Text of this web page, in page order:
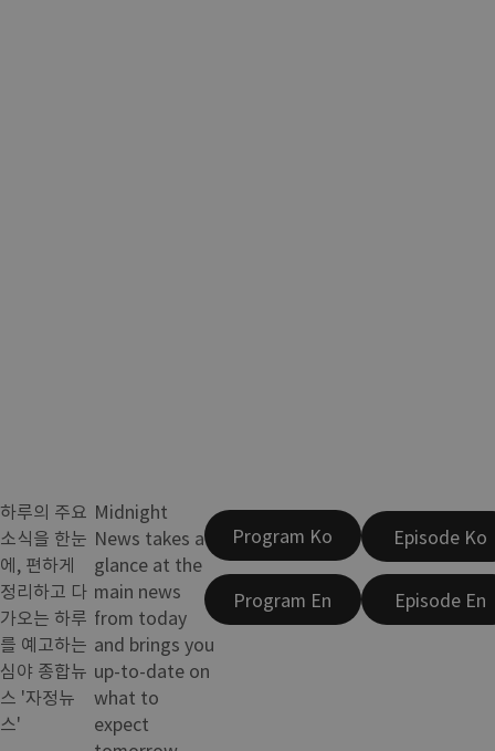
하루의 주요
소식을 한눈
에, 편하게
정리하고 다
가오는 하루
를 예고하는
심야 종합뉴
스 '자정뉴
스'
Midnight
News takes a
glance at the
main news
from today
and brings you
up-to-date on
what to
expect
Program Ko
Program En
Episode Ko
Episode En